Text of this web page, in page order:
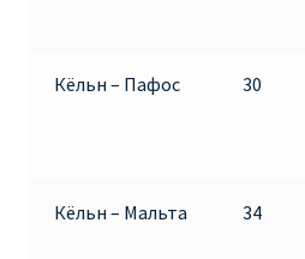
Кёльн – Пафос 30
Кёльн – Мальта 34